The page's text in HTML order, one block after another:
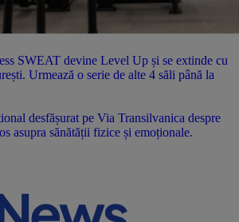
SWEAT devine Level Up și se extinde cu
Urmează o serie de alte 4 săli până la
desfășurat pe Via Transilvanica despre
asupra sănătății fizice și emoționale.